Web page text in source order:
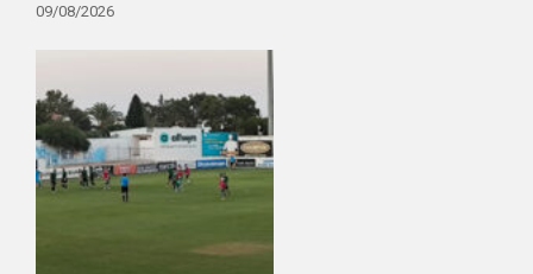
09/08/2026